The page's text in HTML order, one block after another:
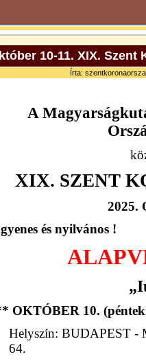
10-11. XIX.
Írta:
A
XIX. SZENT
2025.
és nyilvános !
OKTÓBER 10.
Helyszín: BUDAPEST -
64.